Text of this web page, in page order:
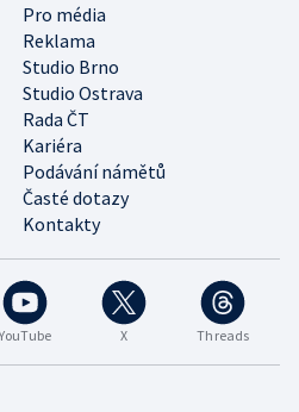
Pro média
Reklama
Studio Brno
Studio Ostrava
Rada ČT
Kariéra
Podávání námětů
Časté dotazy
Kontakty
X Threads